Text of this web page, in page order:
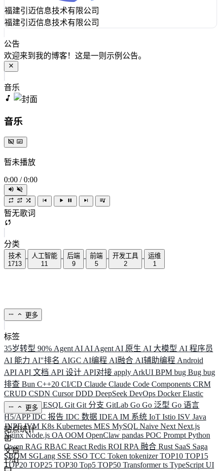
福建引迈信息技术有限公司
福建引迈信息技术有限公司
公告
欢迎来到我的博客！这是一则示例公告。
音乐
音乐
暂未播放
0:00 / 0:00
暂无歌词
分类
技术
1713
人工智能
11
后端
9
前端
5
开发工具
2
运维
1
更多
标签
35岁转型 90% Agent AI AI Agent AI 原生 AI 大模型 AI 程序员
AI 能力 AI"排名 AIGC AI编程 AI融合 AI辅助编程 Android
API API 文档 API 设计 API对接 apply ArkUI BPM bug Bug bug
排查 Bun C++20 CI/CD Claude Claude Code Components CRM
CRUD CSDN CursorDDD DeepSeek DevOps DockerElastic
ELK ElysiaESQL Git Git 分支 GitLab Go Go 泛型 Go 语言
H5/APPIDC 报告 IDC 数据 IDEA IM 系统 IoT Istio ISV Java
JNPFJVM K8s Kubernetes MES MySQL Naive Next Next.js
NginxNode.js OA OOM OpenClaw pandas POC Prompt Python
Qwen RAG RBAC React Redis ROI RPA 融合 Rust SaaS Saga
SBOM SGLang SSE SSO TCC Token tokenizerTOP10 TOP15
TOP20 TOP25 TOP30 Top5 TOP50 Transformerts TypeScript UI
更多
站点统计
文章
1741